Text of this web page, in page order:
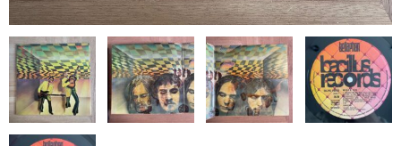
BLUE NOTE
JAZZ-EU
JAZZ-JP
JAZZ-VOCAL